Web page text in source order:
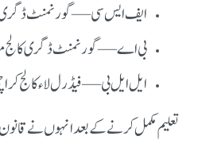
ایف ایس سی — گورنمنٹ ڈگری
بی اے — گورنمنٹ ڈگری کالج
ایل ایل بی — فیڈرل لاء کالج
تعلیم مکمل کرنے کے بعد انہوں نے قانون